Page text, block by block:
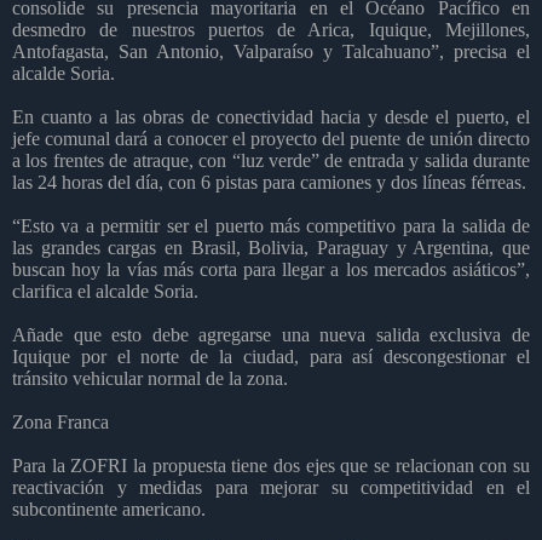
consolide su presencia mayoritaria en el Océano Pacífico en
desmedro de nuestros puertos de Arica, Iquique, Mejillones,
Antofagasta, San Antonio, Valparaíso y Talcahuano”, precisa el
alcalde Soria.
En cuanto a las obras de conectividad hacia y desde el puerto, el
jefe comunal dará a conocer el proyecto del puente de unión directo
a los frentes de atraque, con “luz verde” de entrada y salida durante
las 24 horas del día, con 6 pistas para camiones y dos líneas férreas.
“Esto va a permitir ser el puerto más competitivo para la salida de
las grandes cargas en Brasil, Bolivia, Paraguay y Argentina, que
buscan hoy la vías más corta para llegar a los mercados asiáticos”,
clarifica el alcalde Soria.
Añade que esto debe agregarse una nueva salida exclusiva de
Iquique por el norte de la ciudad, para así descongestionar el
tránsito vehicular normal de la zona.
Zona Franca
Para la ZOFRI la propuesta tiene dos ejes que se relacionan con su
reactivación y medidas para mejorar su competitividad en el
subcontinente americano.